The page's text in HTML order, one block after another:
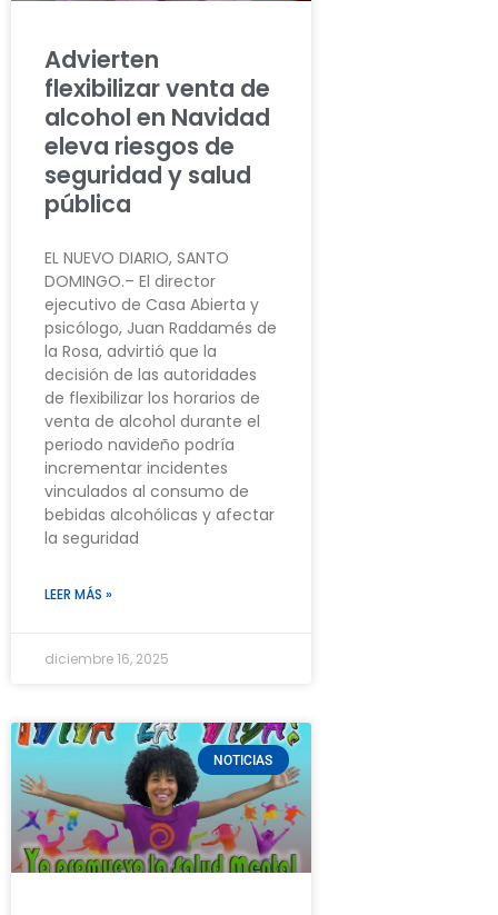
Advierten
flexibilizar venta de
alcohol en Navidad
eleva riesgos de
seguridad y salud
pública
EL NUEVO DIARIO, SANTO
DOMINGO.– El director
ejecutivo de Casa Abierta y
psicólogo, Juan Raddamés de
la Rosa, advirtió que la
decisión de las autoridades
de flexibilizar los horarios de
venta de alcohol durante el
periodo navideño podría
incrementar incidentes
vinculados al consumo de
bebidas alcohólicas y afectar
la seguridad
LEER MÁS »
diciembre 16, 2025
NOTICIAS